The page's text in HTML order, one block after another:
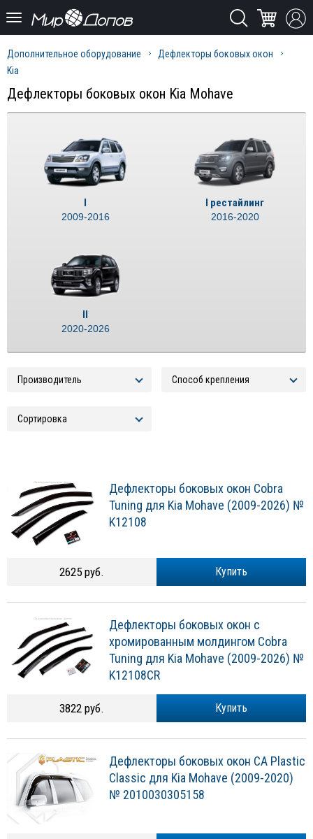
Дополнительное оборудование
Дефлекторы боковых окон
Kia
Дефлекторы боковых окон Kia Mohave
I
2009-2016
I рестайлинг
2016-2020
II
2020-2026
Дефлекторы боковых окон Cobra
Tuning для Kia Mohave (2009-2026) №
K12108
Купить
2625 руб.
Дефлекторы боковых окон с
хромированным молдингом Cobra
Tuning для Kia Mohave (2009-2026) №
K12108CR
Купить
3822 руб.
Дефлекторы боковых окон CA Plastic
Classic для Kia Mohave (2009-2020)
№ 2010030305158